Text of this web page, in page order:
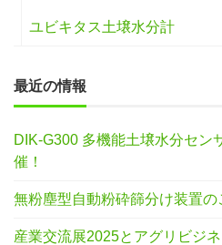
ユビキタス土壌水分計
最近の情報
DIK-G300 多機能土壌水分セン
催！
無粉塵型自動粉砕篩分け装置の
産業交流展2025とアグリビジ